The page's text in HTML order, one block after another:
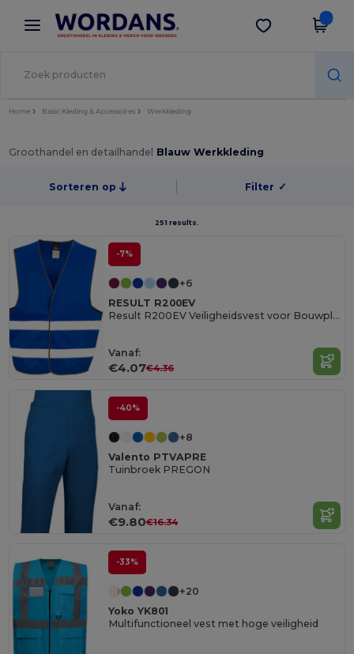
× Wordans-app
Betere prijzen in de app!
Download app
Home Basic Kleding & Accessoires Werkkleding
Groothandel en detailhandel Blauw Werkkleding
Sorteren op Filter ✓
251 results.
-7%
+6
RESULT R200EV
Result R200EV Veiligheidsvest voor Bouwplaats
Vanaf:
€4.07€4.36
-40%
+8
Valento PTVAPRE
Tuinbroek PREGON
Vanaf:
€9.80€16.34
-33%
+20
Yoko YK801
Multifunctioneel vest met hoge veiligheid